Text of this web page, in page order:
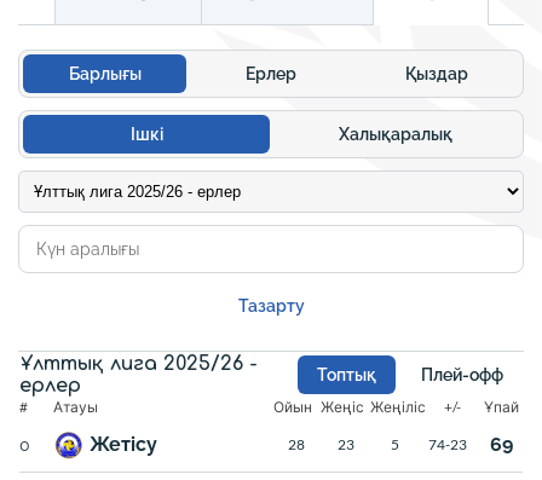
Барлығы Ерлер Қыздар
Ішкі Халықаралық
Тазарту
Ұлттық лига 2025/26 -
ерлер
Топтық Плей-офф
# Атауы Ойын Жеңіс Жеңіліс +/- Ұпай
0 Жетісу 28 23 5 74-23 69